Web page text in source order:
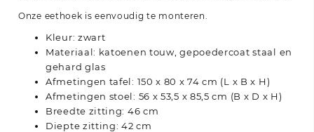
Onze eethoek is eenvoudig te monteren.
Kleur: zwart
Materiaal: katoenen touw, gepoedercoat staal en
gehard glas
Afmetingen tafel: 150 x 80 x 74 cm (L x B x H)
Afmetingen stoel: 56 x 53,5 x 85,5 cm (B x D x H)
Breedte zitting: 46 cm
Diepte zitting: 42 cm